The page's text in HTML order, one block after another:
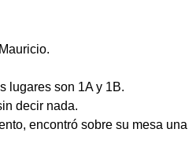
lugares son 1A y 1B.
decir nada.
encontró sobre su mesa una